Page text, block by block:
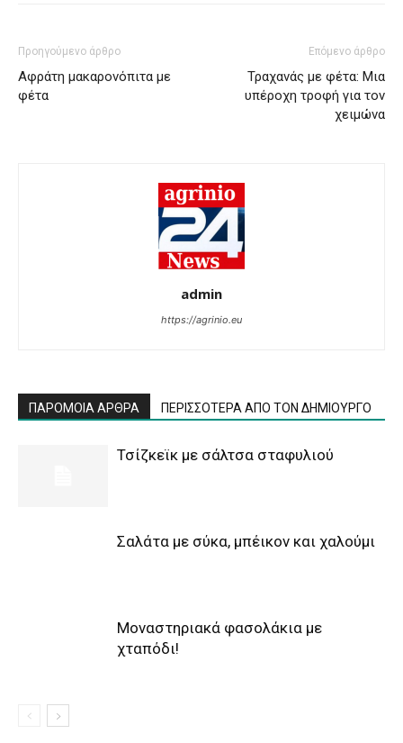
Προηγούμενο άρθρο
Αφράτη μακαρονόπιτα με
φέτα
Επόμενο άρθρο
Τραχανάς με φέτα: Μια
υπέροχη τροφή για τον
χειμώνα
admin
https://agrinio.eu
ΠΑΡΟΜΟΙΑ ΑΡΘΡΑ ΠΕΡΙΣΣΟΤΕΡΑ ΑΠΟ ΤΟΝ ΔΗΜΙΟΥΡΓΟ
Τσίζκεϊκ με σάλτσα σταφυλιού
Σαλάτα με σύκα, μπέικον και χαλούμι
Μοναστηριακά φασολάκια με
χταπόδι!